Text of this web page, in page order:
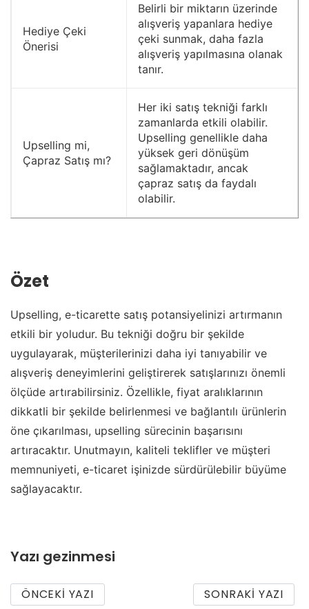
Hediye Çeki
Önerisi
Belirli bir miktarın üzerinde
alışveriş yapanlara hediye
çeki sunmak, daha fazla
alışveriş yapılmasına olanak
tanır.
Upselling mi,
Çapraz Satış mı?
Her iki satış tekniği farklı
zamanlarda etkili olabilir.
Upselling genellikle daha
yüksek geri dönüşüm
sağlamaktadır, ancak
çapraz satış da faydalı
olabilir.
Özet
Upselling, e-ticarette satış potansiyelinizi artırmanın
etkili bir yoludur. Bu tekniği doğru bir şekilde
uygulayarak, müşterilerinizi daha iyi tanıyabilir ve
alışveriş deneyimlerini geliştirerek satışlarınızı önemli
ölçüde artırabilirsiniz. Özellikle, fiyat aralıklarının
dikkatli bir şekilde belirlenmesi ve bağlantılı ürünlerin
öne çıkarılması, upselling sürecinin başarısını
artıracaktır. Unutmayın, kaliteli teklifler ve müşteri
memnuniyeti, e-ticaret işinizde sürdürülebilir büyüme
sağlayacaktır.
Yazı gezinmesi
ÖNCEKI YAZI SONRAKI YAZI